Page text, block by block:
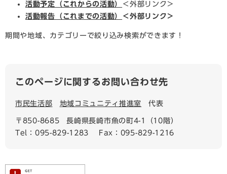
活動予定（これからの活動）
＜外部リンク＞
活動報告（これまでの活動）
＜外部リンク＞
期間や地域、カテゴリーで絞り込み検索ができます！
このページに関するお問い合わせ先
市民生活部 地域コミュニティ推進室 代表
〒850-8685
長崎県長崎市魚の町4-1（10階）
Tel：095-829-1283
Fax：095-829-1216